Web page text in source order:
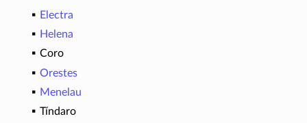
Electra
Helena
Coro
Orestes
Menelau
Tíndaro